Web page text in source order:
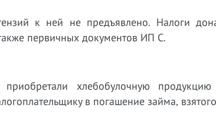
к ней не предъявлено. Налоги
первичных документов ИП С.
хлебобулочную
в погашение займа,